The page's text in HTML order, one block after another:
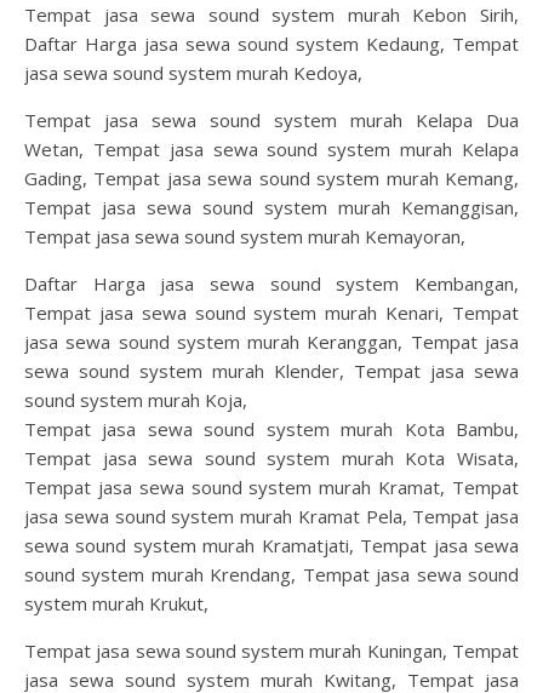
Tempat jasa sewa sound system murah Kebon Sirih,
Daftar Harga jasa sewa sound system Kedaung, Tempat
jasa sewa sound system murah Kedoya,
Tempat jasa sewa sound system murah Kelapa Dua
Wetan, Tempat jasa sewa sound system murah Kelapa
Gading, Tempat jasa sewa sound system murah Kemang,
Tempat jasa sewa sound system murah Kemanggisan,
Tempat jasa sewa sound system murah Kemayoran,
Daftar Harga jasa sewa sound system Kembangan,
Tempat jasa sewa sound system murah Kenari, Tempat
jasa sewa sound system murah Keranggan, Tempat jasa
sewa sound system murah Klender, Tempat jasa sewa
sound system murah Koja,
Tempat jasa sewa sound system murah Kota Bambu,
Tempat jasa sewa sound system murah Kota Wisata,
Tempat jasa sewa sound system murah Kramat, Tempat
jasa sewa sound system murah Kramat Pela, Tempat jasa
sewa sound system murah Kramatjati, Tempat jasa sewa
sound system murah Krendang, Tempat jasa sewa sound
system murah Krukut,
Tempat jasa sewa sound system murah Kuningan, Tempat
jasa sewa sound system murah Kwitang, Tempat jasa